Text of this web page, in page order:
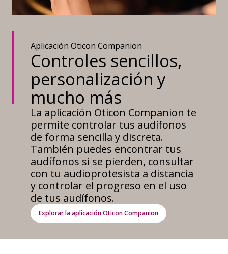
Aplicación Oticon Companion
Controles sencillos,
personalización y
mucho más
La aplicación Oticon Companion te
permite controlar tus audífonos
de forma sencilla y discreta.
También puedes encontrar tus
audífonos si se pierden, consultar
con tu audioprotesista a distancia
y controlar el progreso en el uso
de tus audífonos.
Explorar la aplicación Oticon Companion